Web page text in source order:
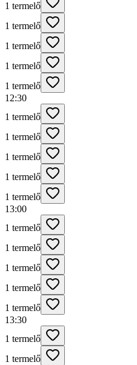
1 termelő
1 termelő
1 termelő
1 termelő
1 termelő
12:30
1 termelő
1 termelő
1 termelő
1 termelő
1 termelő
13:00
1 termelő
1 termelő
1 termelő
1 termelő
1 termelő
13:30
1 termelő
1 termelő